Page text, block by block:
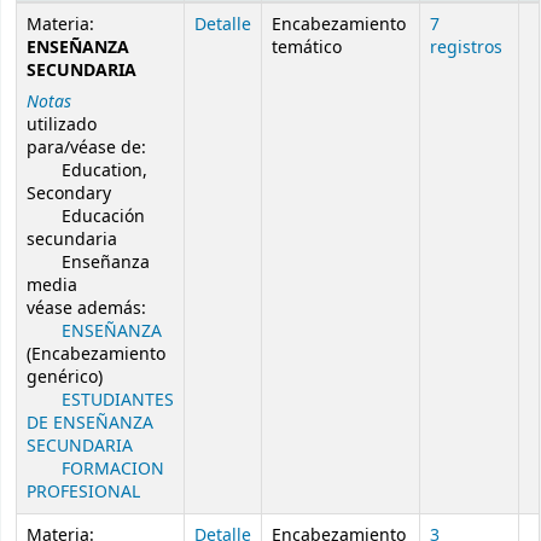
Resultados de búsqueda de autoridad
Materia:
ENSEÑANZA
SECUNDARIA
Notas
utilizado
para/véase de:
Education,
Secondary
Educación
secundaria
Enseñanza
media
véase además:
ENSEÑANZA
(Encabezamiento
genérico)
ESTUDIANTES
DE ENSEÑANZA
SECUNDARIA
FORMACION
PROFESIONAL
Detalle
Encabezamiento
temático
7
registros
Materia:
Detalle
Encabezamiento
3